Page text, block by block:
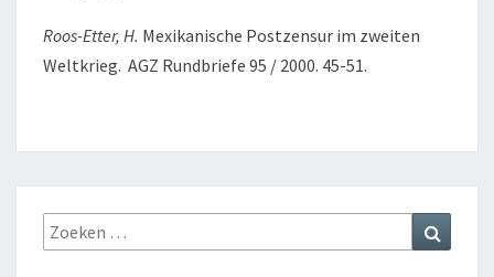
Roos-Etter, H. Mexikanische Postzensur im zweiten
Weltkrieg. AGZ Rundbriefe 95 / 2000. 45-51.
Zoeken
naar: